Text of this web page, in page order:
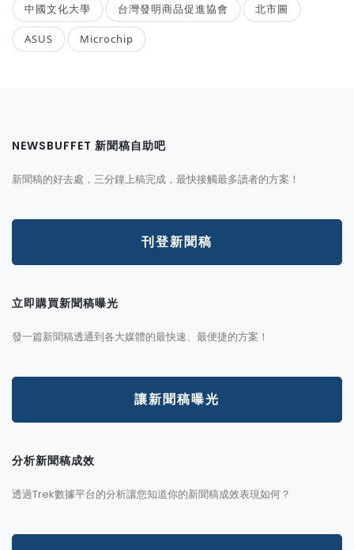
中國文化大學 台灣發明商品促進協會 北市圖
ASUS Microchip
NEWSBUFFET 新聞稿自助吧
新聞稿的好去處，三分鐘上稿完成，最快接觸最多讀者的方案！
刊登新聞稿
立即購買新聞稿曝光
發一篇新聞稿透通到各大媒體的最快速、最便捷的方案！
讓新聞稿曝光
分析新聞稿成效
透過Trek數據平台的分析讓您知道你的新聞稿成效表現如何？